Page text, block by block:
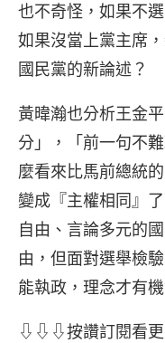
也不奇怪，如果不
如果沒當上黨主席
國民黨的新論述？
黃暐瀚也分析王金
分」，「前一句不
麼看來比馬前總統
變成『主權相同』
自由、言論多元的
由，但面對選舉檢
能執政，理念才有機
⇩⇩⇩按讚訂閱看